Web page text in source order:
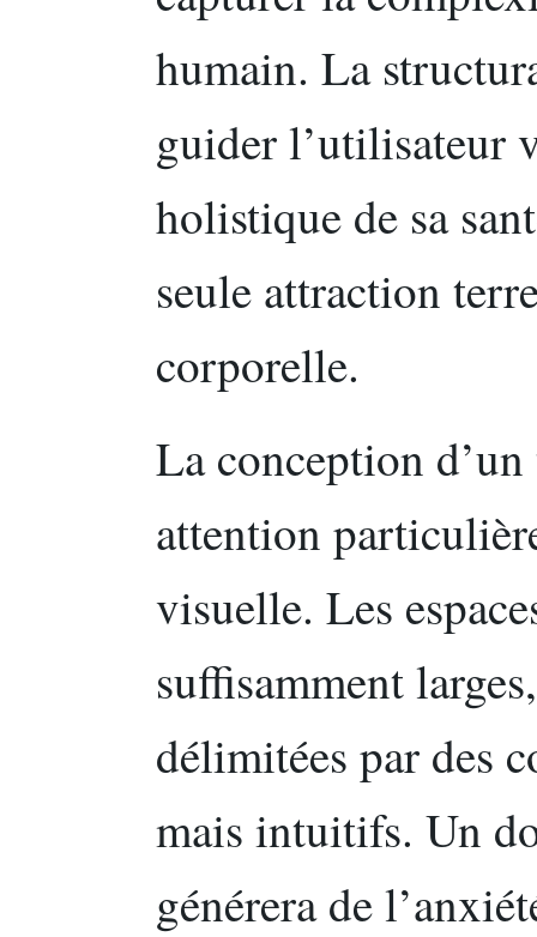
humain. La
guider l’utilisateur
holistique de sa
seule attraction
corporelle.
La conception
attention
visuelle. Les
suffisamment
délimitées par des
mais intuitifs. Un
générera de